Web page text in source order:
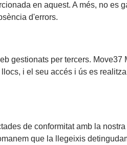
en aquest. A més, no es
d'errors.
gestionats per tercers. Move37
i el seu accés i ús es
de conformitat amb la
que la llegeixis